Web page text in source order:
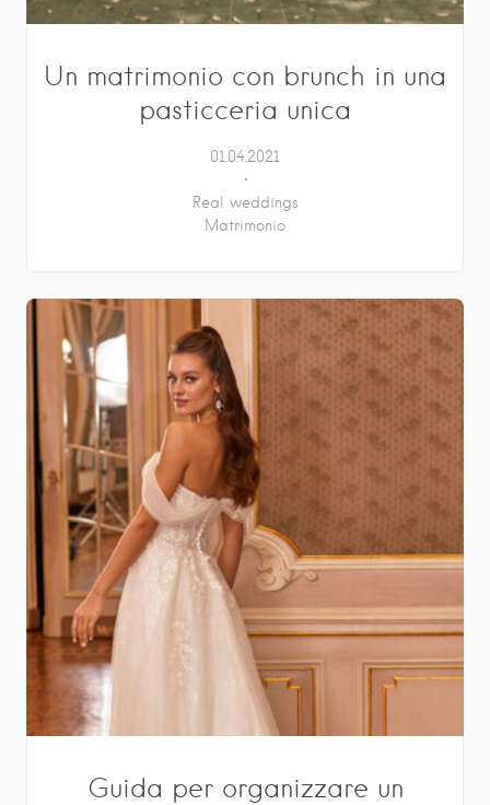
Un matrimonio con brunch in una
pasticceria unica
01.04.2021
Real weddings
Matrimonio
Guida per organizzare un